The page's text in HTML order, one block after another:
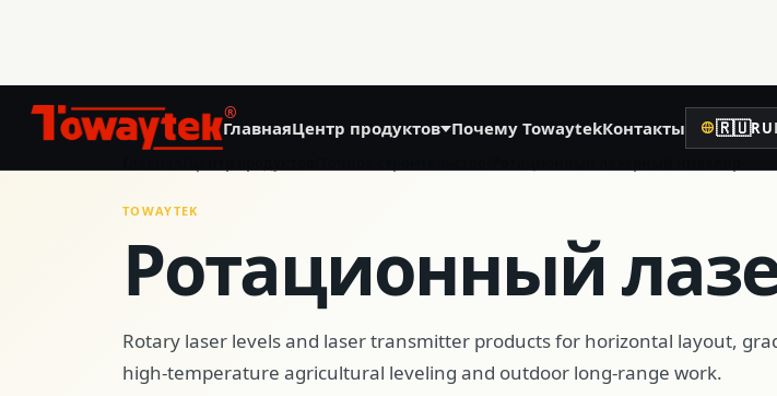
®
ГлавнаяЦентр продуктов
01
GNSS Land Leveling System AG808
GNSS Autosteering System AG608
Laser Land Leveling System AG606
Ротационный
Лазерный уровень
Лазерный дальномер
Почему TowaytekКонтакты 🇷🇺RU
Язык
TOWAYTEK
Ротационный
Rotary laser levels and laser transmitter products for horizontal layout,
high-temperature agricultural leveling and outdoor long-range work.